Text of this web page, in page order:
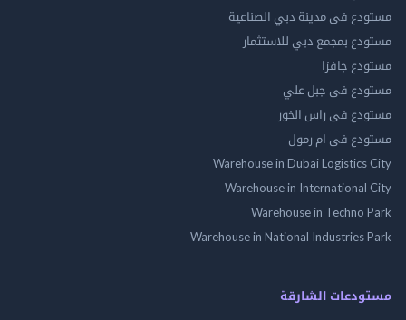
مستودع فى مدينة دبي الصناعية
مستودع بمجمع دبي للاستثمار
مستودع جافزا
مستودع فى جبل علي
مستودع فى راس الخور
مستودع فى ام رمول
Warehouse in Dubai Logistics City
Warehouse in International City
Warehouse in Techno Park
Warehouse in National Industries Park
مستودعات الشارقة